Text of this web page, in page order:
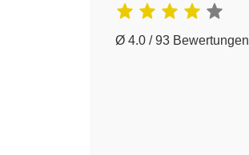
Ø 4.0 / 93 Bewertungen